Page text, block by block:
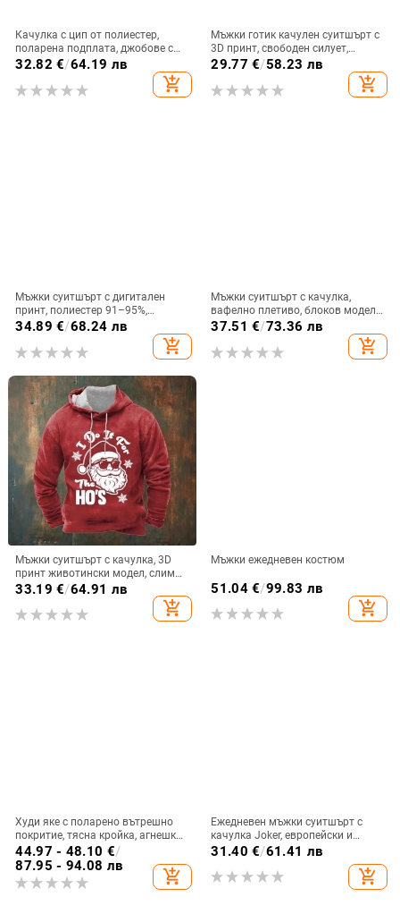
Качулка с цип от полиестер,
поларена подплата, джобове с
патч‑кармани, свободен силует
32.82 €/64.19 лв
add_shopping_cart
Мъжки готик качулен суитшърт с
3D принт, свободен силует,
полиестер 96%+
29.77 €/58.23 лв
add_shopping_cart
Мъжки суитшърт с дигитален
принт, полиестер 91–95%,
качулка, цип, свободна кройка
34.89 €/68.24 лв
add_shopping_cart
Мъжки суитшърт с качулка,
вафелно плетиво, блоков модел,
полиестерна материя, жакардова
37.51 €/73.36 лв
add_shopping_cart
Мъжки суитшърт с качулка, 3D
принт животински модел, слим
кройка, полиестер 96%+, тънък
плат, кръгло деколте, подходящ
за пролет и есен
33.19 €/64.91 лв
add_shopping_cart
Мъжки ежедневен костюм
51.04€/99.83 лв
add_shopping_cart
Худи яке с поларено вътрешно
покритие, тясна кройка, агнешка
вълна 96%+, цип отпред
44.97 - 48.10 €/
87.95 - 94.08 лв
add_shopping_cart
Ежедневен мъжки суитшърт с
качулка Joker, европейски и
американски, улична мода,
мъжки, горещо продаван 3D
дигитален печат
31.40 €/61.41 лв
add_shopping_cart